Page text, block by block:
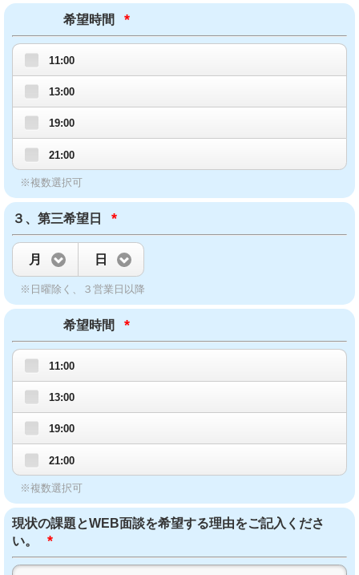
希望時間 *
11:00
13:00
19:00
21:00
※複数選択可
３、第三希望日 *
月 日
※日曜除く、３営業日以降
希望時間 *
11:00
13:00
19:00
21:00
※複数選択可
現状の課題とWEB面談を希望する理由をご記入くださ
い。
*